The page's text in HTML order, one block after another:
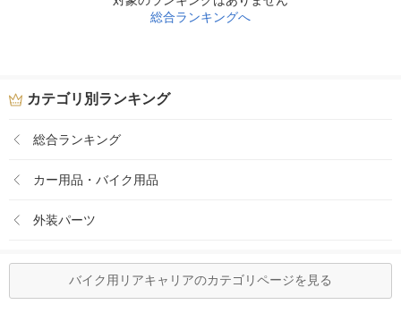
総合ランキングへ
カテゴリ別ランキング
総合ランキング
カー用品・バイク用品
外装パーツ
バイク用リアキャリアのカテゴリページを見る